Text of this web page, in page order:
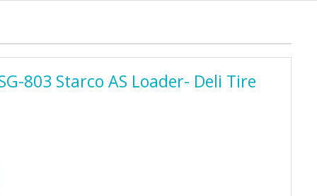
803 Starco AS Loader- Deli Tire